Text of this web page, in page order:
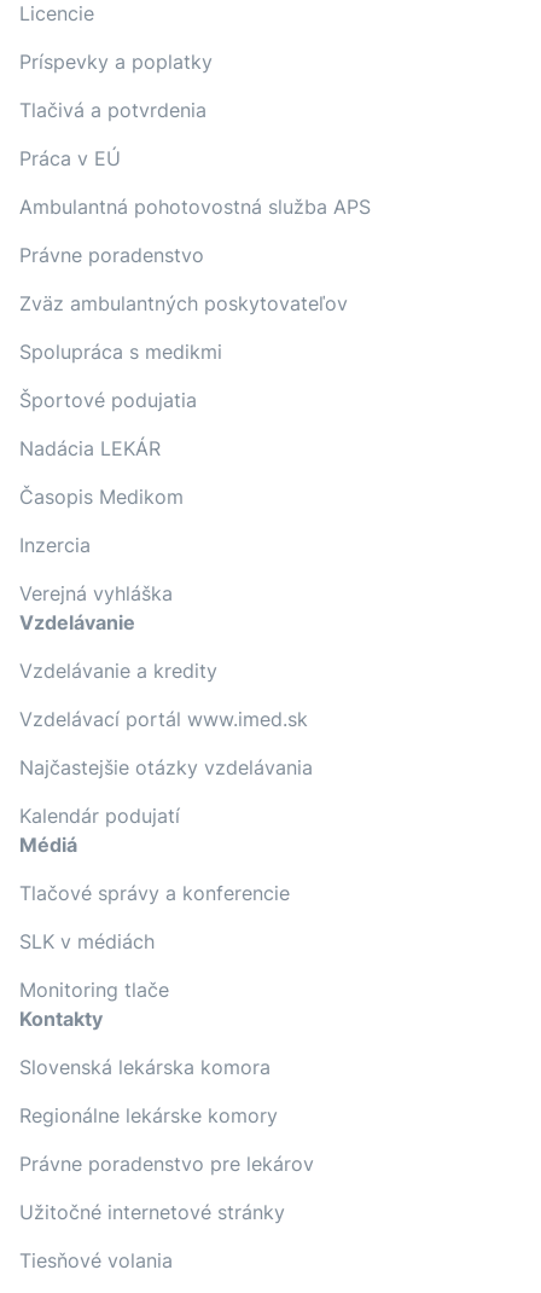
Licencie
Príspevky a poplatky
Tlačivá a potvrdenia
Práca v EÚ
Ambulantná pohotovostná služba APS
Právne poradenstvo
Zväz ambulantných poskytovateľov
Spolupráca s medikmi
Športové podujatia
Nadácia LEKÁR
Časopis Medikom
Inzercia
Verejná vyhláška
Vzdelávanie
Vzdelávanie a kredity
Vzdelávací portál www.imed.sk
Najčastejšie otázky vzdelávania
Kalendár podujatí
Médiá
Tlačové správy a konferencie
SLK v médiách
Monitoring tlače
Kontakty
Slovenská lekárska komora
Regionálne lekárske komory
Právne poradenstvo pre lekárov
Užitočné internetové stránky
Tiesňové volania